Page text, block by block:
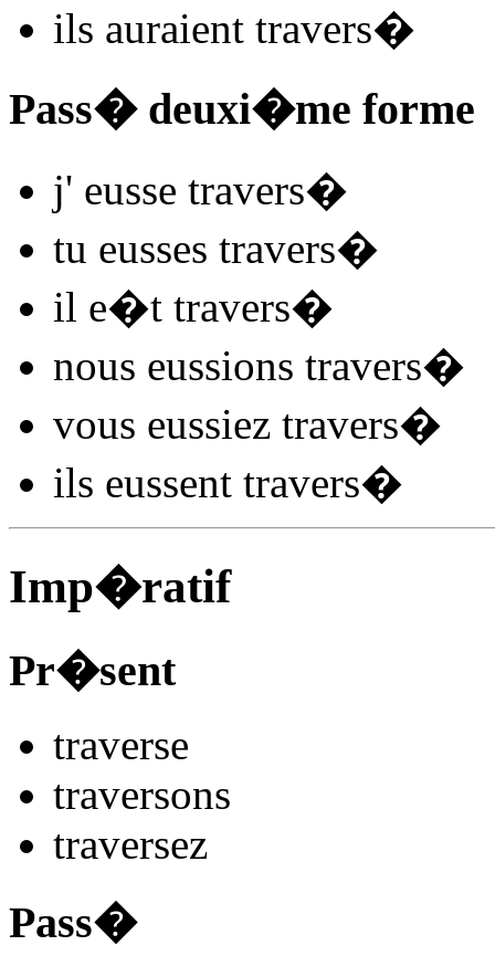
ils auraient travers�
Pass� deuxi�me forme
j' eusse travers�
tu eusses travers�
il e�t travers�
nous eussions travers�
vous eussiez travers�
ils eussent travers�
Imp�ratif
Pr�sent
traverse
traversons
traversez
Pass�